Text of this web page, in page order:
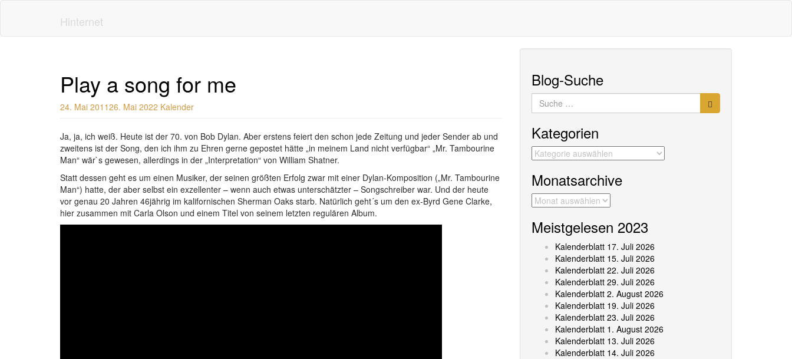
Hinternet
Play a song for me
24. Mai 201126. Mai 2022 Kalender
Ja, ja, ich weiß. Heute ist der 70. von Bob Dylan. Aber erstens feiert den schon jede Zeitung und jeder Sender ab und
zweitens ist der Song, den ich ihm zu Ehren gerne gepostet hätte „in meinem Land nicht verfügbar“ „Mr. Tambourine
Man“ wär`s gewesen, allerdings in der „Interpretation“ von William Shatner.
Statt dessen geht es um einen Musiker, der seinen größten Erfolg zwar mit einer Dylan-Komposition („Mr. Tambourine
Man“) hatte, der aber selbst ein exzellenter – wenn auch etwas unterschätzter – Songschreiber war. Und der heute
vor genau 20 Jahren 46jährig im kalifornischen Sherman Oaks starb. Natürlich geht´s um den ex-Byrd Gene Clarke,
hier zusammen mit Carla Olson und einem Titel von seinem letzten regulären Album.
Blog-Suche
Suche
nach:
Kategorien
Kategorien
Monatsarchive
Monatsarchive
Meistgelesen 2023
Kalenderblatt 17. Juli 2026
Kalenderblatt 15. Juli 2026
Kalenderblatt 22. Juli 2026
Kalenderblatt 29. Juli 2026
Kalenderblatt 2. August 2026
Kalenderblatt 19. Juli 2026
Kalenderblatt 23. Juli 2026
Kalenderblatt 1. August 2026
Kalenderblatt 13. Juli 2026
Kalenderblatt 14. Juli 2026